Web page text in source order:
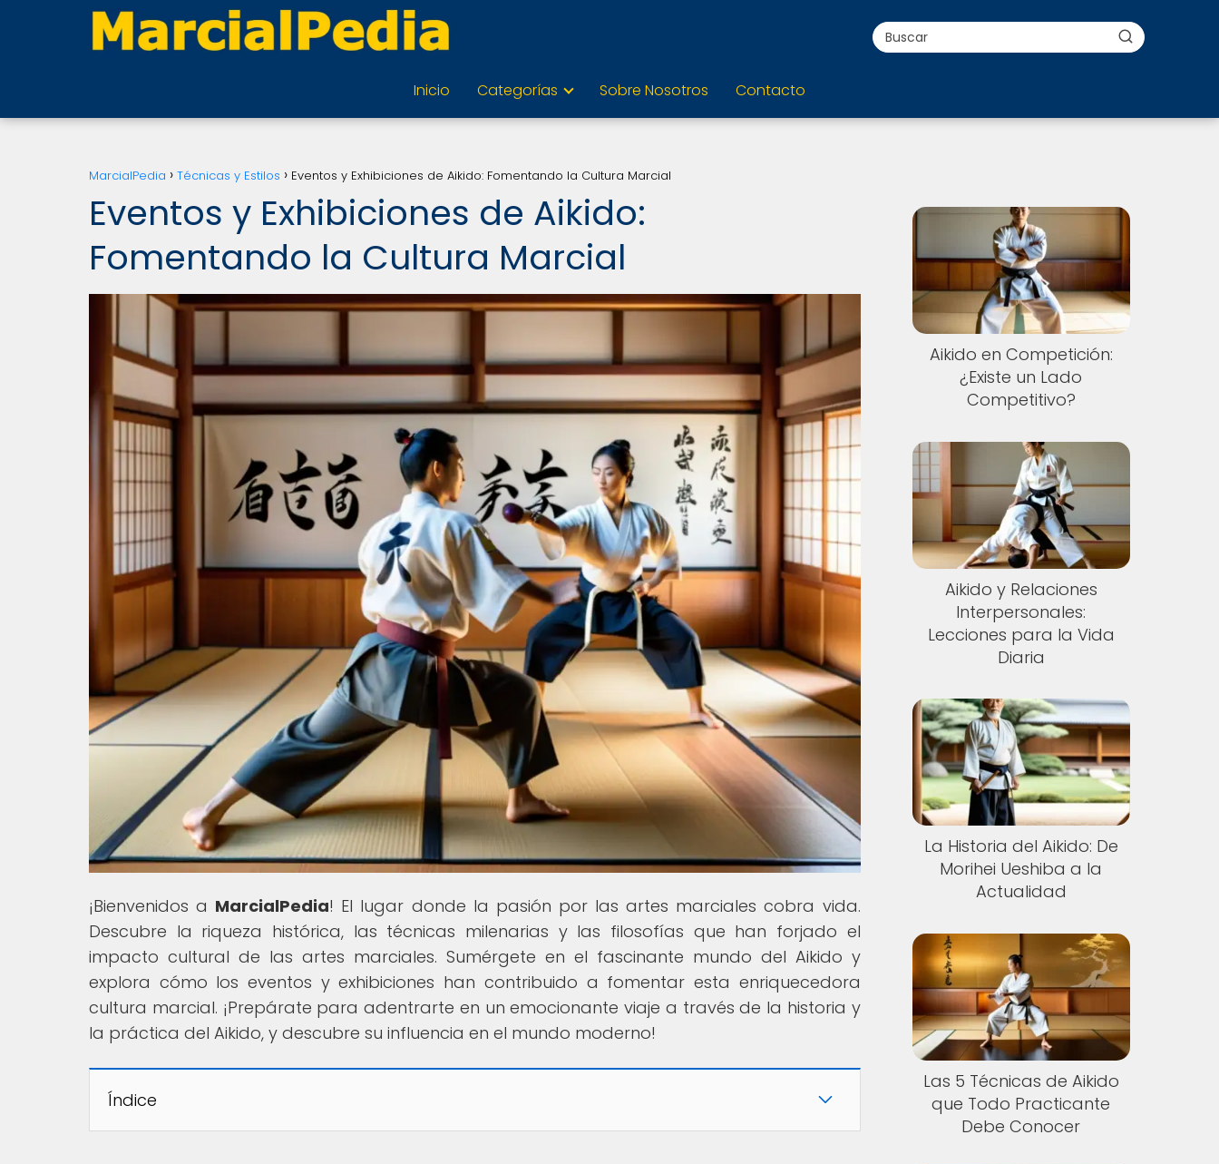
Inicio Categorías Sobre Nosotros Contacto
MarcialPedia Técnicas y Estilos Eventos y Exhibiciones de Aikido: Fomentando la Cultura Marcial
Eventos y Exhibiciones de Aikido:
Fomentando la Cultura Marcial
¡Bienvenidos a MarcialPedia! El lugar donde la pasión por las artes marciales cobra vida.
Descubre la riqueza histórica, las técnicas milenarias y las filosofías que han forjado el
impacto cultural de las artes marciales. Sumérgete en el fascinante mundo del Aikido y
explora cómo los eventos y exhibiciones han contribuido a fomentar esta enriquecedora
cultura marcial. ¡Prepárate para adentrarte en un emocionante viaje a través de la historia y
la práctica del Aikido, y descubre su influencia en el mundo moderno!
Índice
Aikido en Competición:
¿Existe un Lado
Competitivo?
Aikido y Relaciones
Interpersonales:
Lecciones para la Vida
Diaria
La Historia del Aikido: De
Morihei Ueshiba a la
Actualidad
Las 5 Técnicas de Aikido
que Todo Practicante
Debe Conocer